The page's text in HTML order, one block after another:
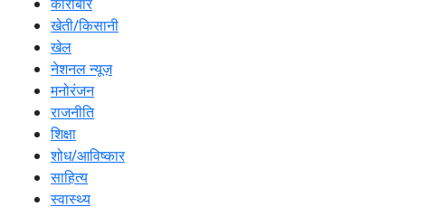
खेती/किसानी
खेल
नेशनल न्यूज़
मनोरंजन
राजनीति
शिक्षा
शोध/आविष्कार
साहित्य
स्वास्थ्य